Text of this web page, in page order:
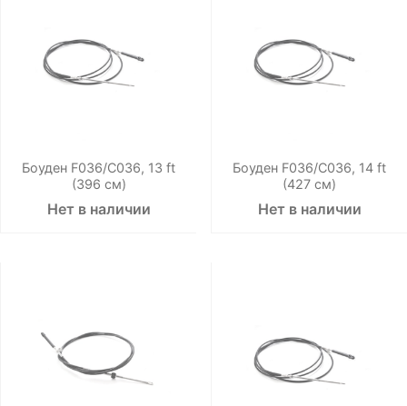
Боуден F036/C036, 13 ft
(396 см)
Нет в наличии
Боуден F036/C036, 14 ft
(427 см)
Нет в наличии